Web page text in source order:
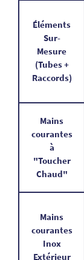
Éléments
Sur-
Mesure
(Tubes +
Raccords)
Mains
courantes
à
"Toucher
Chaud"
Mains
courantes
Inox
Extérieur